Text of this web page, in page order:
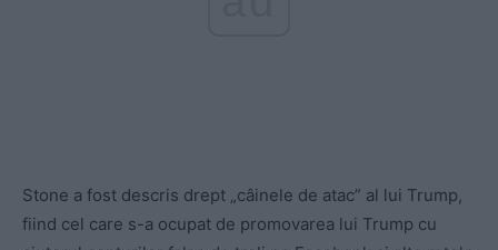
Stone a fost descris drept „câinele de atac” al lui Trump,
fiind cel care s-a ocupat de promovarea lui Trump cu